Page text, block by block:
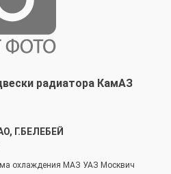
радиатора КамАЗ
Г.БЕЛЕБЕЙ
охлаждения МАЗ УАЗ Москвич